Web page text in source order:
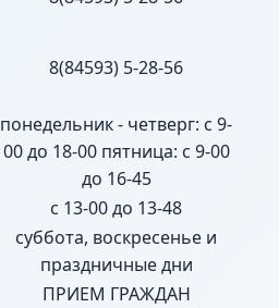
8(84593) 5-28-56
понедельник - четверг: с 9-
00 до 18-00 пятница: с 9-00
до 16-45
с 13-00 до 13-48
суббота, воскресенье и
праздничные дни
ПРИЕМ ГРАЖДАН